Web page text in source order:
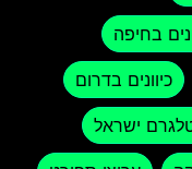
בחיפה
כיוונים בדרום
ישראל